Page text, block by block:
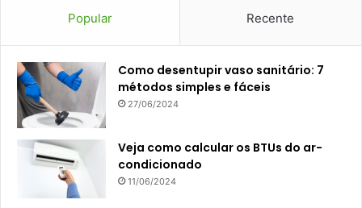
Popular Recente
Como desentupir vaso sanitário: 7
métodos simples e fáceis
27/06/2024
Veja como calcular os BTUs do ar-
condicionado
11/06/2024